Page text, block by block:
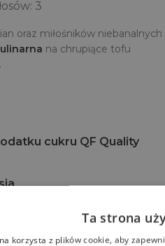
3
oraz miłośników niebanalnych
na chrupiące tofu
cukru QF Quality
Ta strona
korzysta z plików cookie, aby